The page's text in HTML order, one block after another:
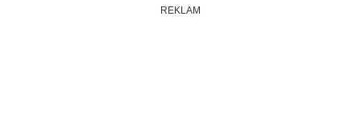
REKLAM